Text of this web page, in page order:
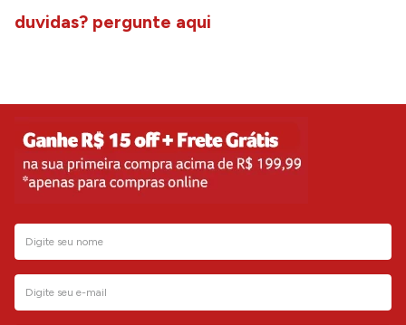
duvidas? pergunte aqui